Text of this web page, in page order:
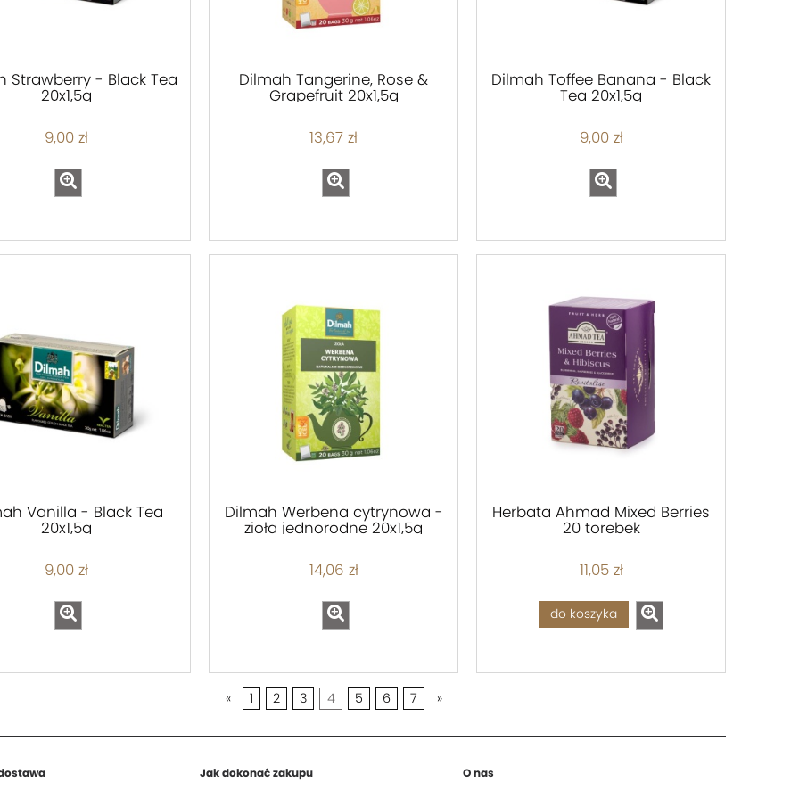
Strawberry - Black Tea
20x1,5g
9,00 zł
Dilmah Tangerine, Rose &
Grapefruit 20x1,5g
13,67 zł
Dilmah Toffee Banana - Black
Tea 20x1,5g
9,00 zł
Vanilla - Black Tea
20x1,5g
9,00 zł
Dilmah Werbena cytrynowa -
zioła jednorodne 20x1,5g
14,06 zł
Herbata Ahmad Mixed Berries
20 torebek
11,05 zł
do koszyka
« 1 2 3 4 5 6 7 »
Jak dokonać zakupu O nas